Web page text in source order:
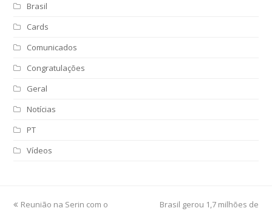
Brasil
Cards
Comunicados
Congratulações
Geral
Notícias
PT
Vídeos
previous
Reunião na Serin com o
next
Brasil gerou 1,7 milhões de